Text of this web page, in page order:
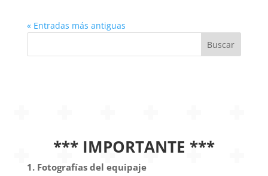
« Entradas más antiguas
*** IMPORTANTE ***
1. Fotografías del equipaje